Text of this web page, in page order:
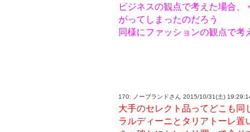
ビジネスの観点で考えた場合
がってしまったのだろう
同様にファッションの観点で考
170: ノーブランドさん 2015/10/31(土)
大手のセレクト品ってどこも同
ラルディーニとタリアトーレ置